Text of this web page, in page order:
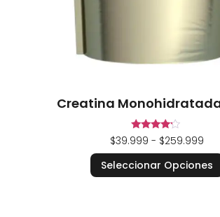
Creatina Monohidratada
Valorado
en
4.00
de 5
$39.999 - $259.999
Seleccionar Opciones